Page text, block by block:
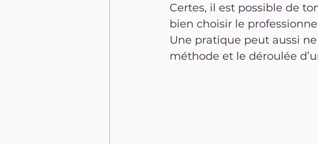
Certes, il est possible de
bien choisir le
Une pratique peut aussi
méthode et le déroulée